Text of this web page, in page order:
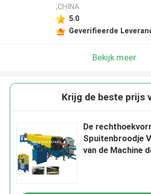
,CHINA
5.0
Geverifieerde
Bekijk meer
Krijg de beste prijs
De
Spuitenbroodje
van de Machine